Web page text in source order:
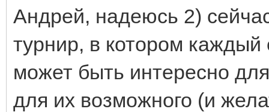
Андрей, надеюсь 2)
турнир, в котором
может быть интересно
для их возможного (и